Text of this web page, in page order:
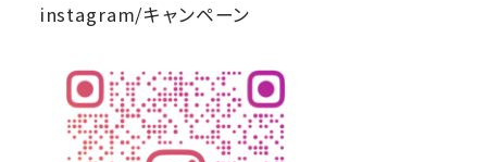
instagram/キャンペーン